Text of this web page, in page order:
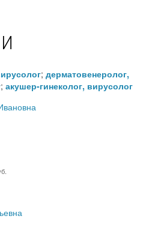
; дерматовенеролог,
; акушер-гинеколог, вирусолог